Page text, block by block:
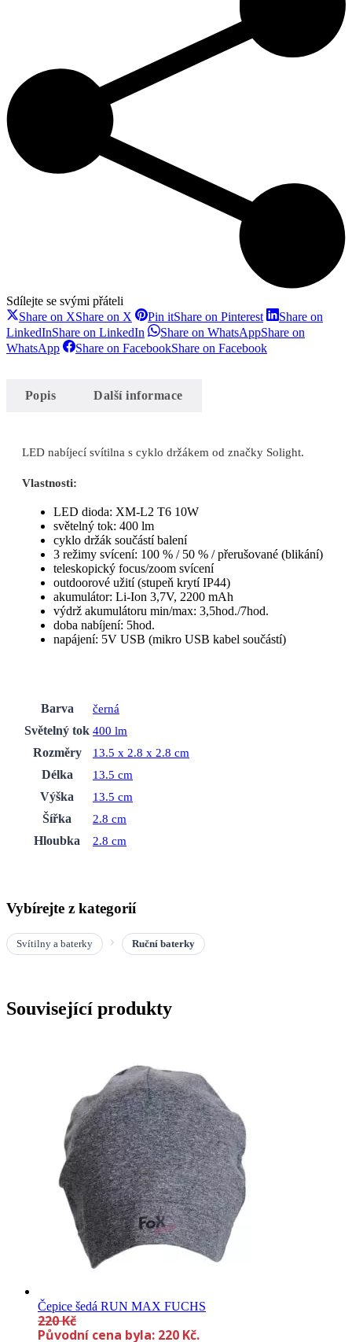
Sdílejte se svými přáteli
Share on XShare on X Pin itShare on Pinterest
Share on
LinkedInShare on LinkedIn Share on WhatsAppShare on
WhatsApp
Share on FacebookShare on Facebook
Popis Další informace
LED nabíjecí svítilna s cyklo držákem od značky Solight.
Vlastnosti:
LED dioda: XM-L2 T6 10W
světelný tok: 400 lm
cyklo držák součástí balení
3 režimy svícení: 100 % / 50 % / přerušované (blikání)
teleskopický focus/zoom svícení
outdoorové užití (stupeň krytí IP44)
akumulátor: Li-Ion 3,7V, 2200 mAh
výdrž akumulátoru min/max: 3,5hod./7hod.
doba nabíjení: 5hod.
napájení: 5V USB (mikro USB kabel součástí)
Barva
černá
Světelný tok 400 lm
Rozměry
13.5 x 2.8 x 2.8 cm
Délka
13.5 cm
Výška
13.5 cm
Šířka
2.8 cm
Hloubka
2.8 cm
Vybírejte z kategorií
Svítilny a baterky Ruční baterky
Související produkty
Čepice šedá RUN MAX FUCHS
220Kč
Původní cena byla: 220 Kč.